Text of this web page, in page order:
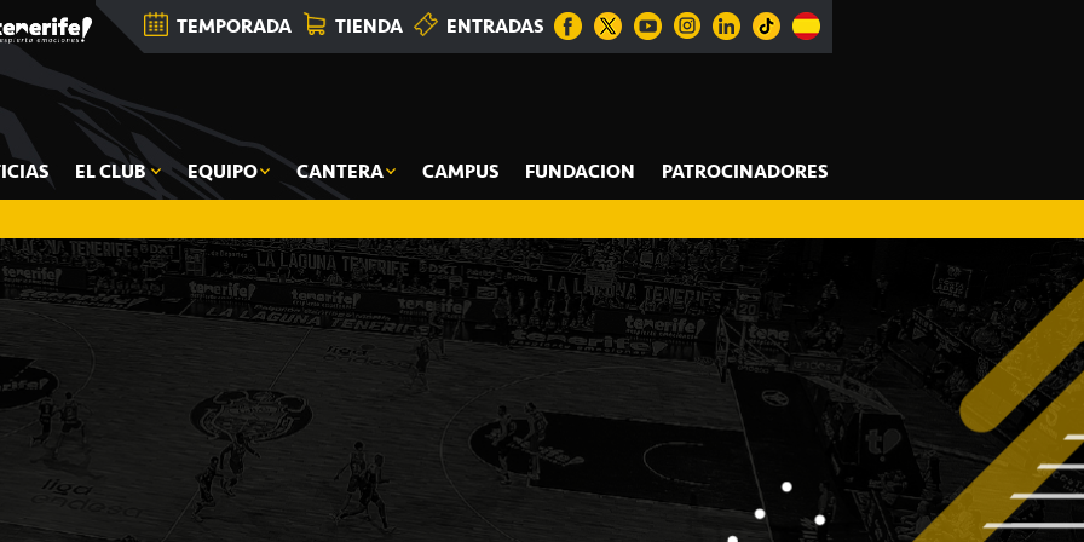
TEMPORADA TIENDA ENTRADAS
EL CLUB EQUIPO CANTERA CAMPUS FUNDACION PATROCINADORES